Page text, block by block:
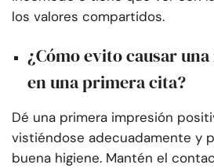
los valores compartidos.
¿Cómo evito causar
en una primera cita?
Dé una primera impresión
vistiéndose adecuadamente y
buena higiene. Mantén el